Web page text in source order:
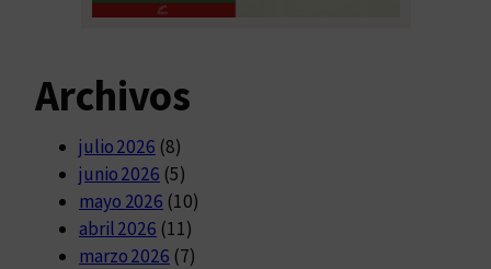
Archivos
julio 2026 (8)
junio 2026 (5)
mayo 2026 (10)
abril 2026 (11)
marzo 2026 (7)